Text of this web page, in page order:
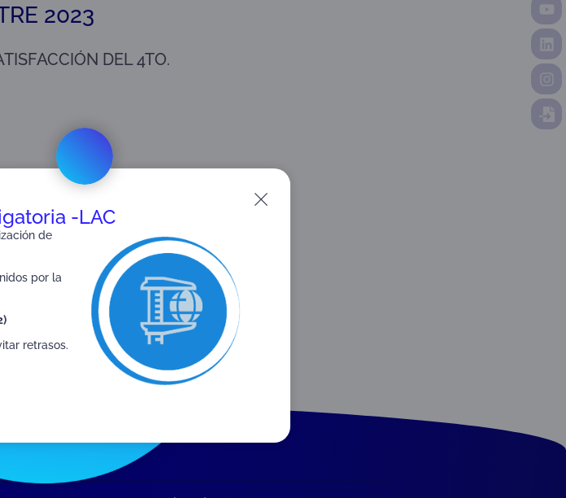
2023
DEL 4TO.
SIGUIENTE
INFORME QUINTO BIMESTRE 2023
2023
-LAC
de
por la
retrasos.